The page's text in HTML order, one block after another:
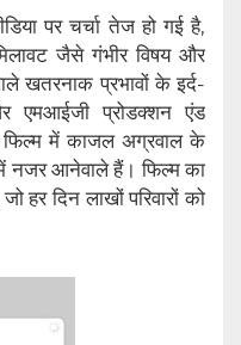
पर चर्चा तेज हो गई है,
जैसे गंभीर विषय और
खतरनाक प्रभावों के इर्द-
एमआईजी प्रोडक्शन एंड
में काजल अग्रवाल के
नजर आनेवाले हैं। फिल्म का
हर दिन लाखों परिवारों को